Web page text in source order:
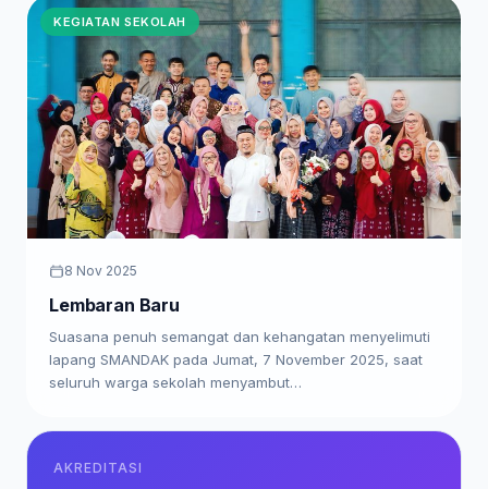
KEGIATAN SEKOLAH
8 Nov 2025
Lembaran Baru
Suasana penuh semangat dan kehangatan menyelimuti
lapang SMANDAK pada Jumat, 7 November 2025, saat
seluruh warga sekolah menyambut…
AKREDITASI